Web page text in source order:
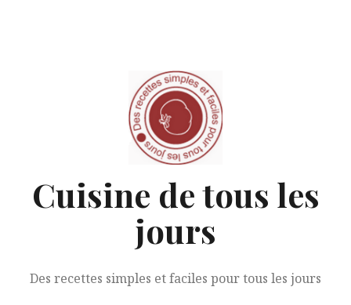
Cuisine de tous les
jours
Des recettes simples et faciles pour tous les jours